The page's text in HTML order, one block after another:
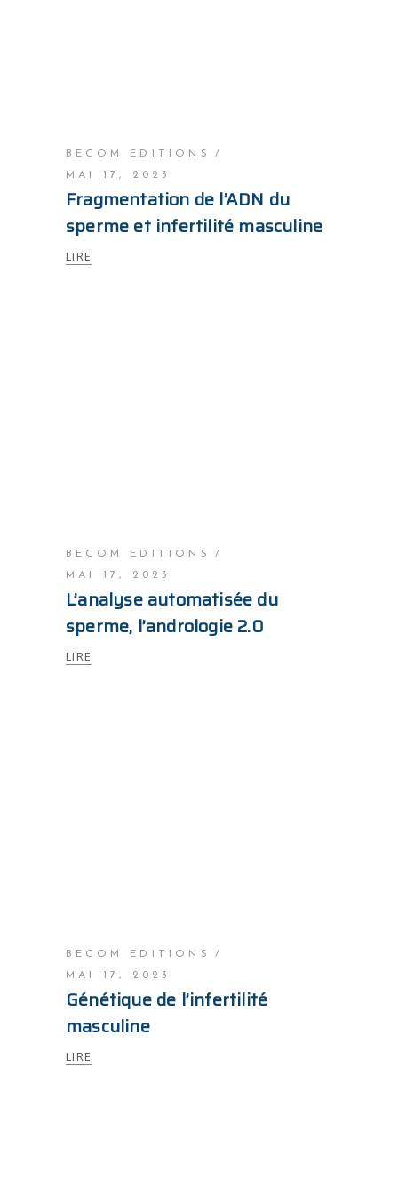
BECOM EDITIONS
MAI 17, 2023
Fragmentation de l’ADN du
sperme et infertilité masculine
LIRE
BECOM EDITIONS
MAI 17, 2023
L’analyse automatisée du
sperme, l’andrologie 2.0
LIRE
BECOM EDITIONS
MAI 17, 2023
Génétique de l’infertilité
masculine
LIRE